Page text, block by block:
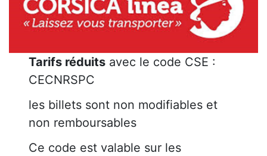
Tarifs réduits avec le code CSE :
CECNRSPC
les billets sont non modifiables et
non remboursables
Ce code est valable sur les